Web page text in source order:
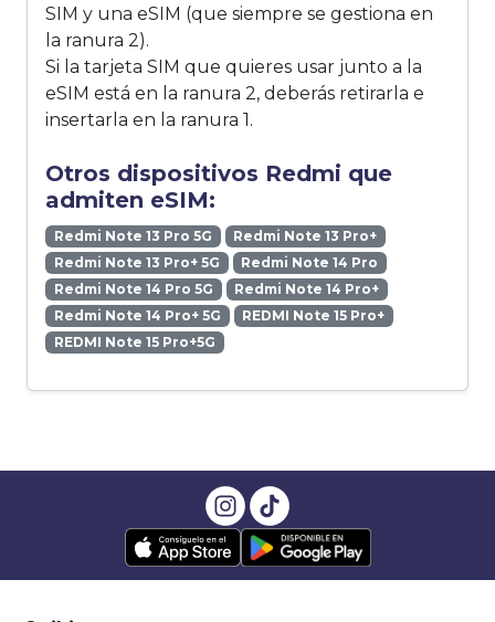
SIM y una eSIM (que siempre se gestiona en
la ranura 2).
Si la tarjeta SIM que quieres usar junto a la
eSIM está en la ranura 2, deberás retirarla e
insertarla en la ranura 1.
Otros dispositivos Redmi que
admiten eSIM:
Redmi Note 13 Pro 5G
Redmi Note 13 Pro+
Redmi Note 13 Pro+ 5G
Redmi Note 14 Pro
Redmi Note 14 Pro 5G
Redmi Note 14 Pro+
Redmi Note 14 Pro+ 5G
REDMI Note 15 Pro+
REDMI Note 15 Pro+5G